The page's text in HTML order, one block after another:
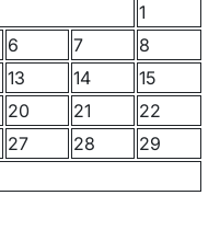
1
6 7
8
13 14
15
20 21
22
27 28
29